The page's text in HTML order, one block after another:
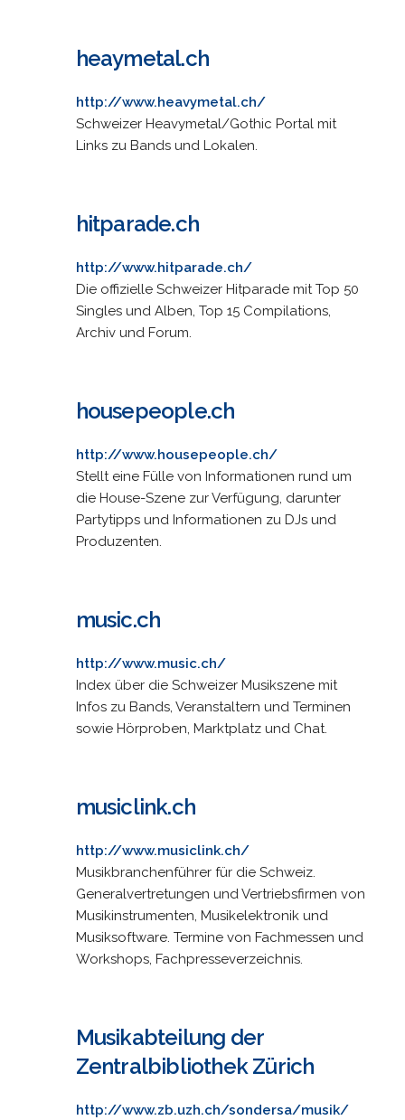
heaymetal.ch
http://www.heavymetal.ch/
Schweizer Heavymetal/Gothic Portal mit
Links zu Bands und Lokalen.
hitparade.ch
http://www.hitparade.ch/
Die offizielle Schweizer Hitparade mit Top 50
Singles und Alben, Top 15 Compilations,
Archiv und Forum.
housepeople.ch
http://www.housepeople.ch/
Stellt eine Fülle von Informationen rund um
die House-Szene zur Verfügung, darunter
Partytipps und Informationen zu DJs und
Produzenten.
music.ch
http://www.music.ch/
Index über die Schweizer Musikszene mit
Infos zu Bands, Veranstaltern und Terminen
sowie Hörproben, Marktplatz und Chat.
musiclink.ch
http://www.musiclink.ch/
Musikbranchenführer für die Schweiz.
Generalvertretungen und Vertriebsfirmen von
Musikinstrumenten, Musikelektronik und
Musiksoftware. Termine von Fachmessen und
Workshops, Fachpresseverzeichnis.
Musikabteilung der
Zentralbibliothek Zürich
http://www.zb.uzh.ch/sondersa/musik/